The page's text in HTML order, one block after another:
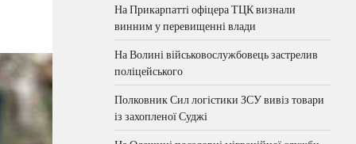
На Прикарпатті офіцера ТЦК визнали
винним у перевищенні влади
На Волині військовослужбовець застрелив
поліцейського
Полковник Сил логістики ЗСУ вивіз товари
із захопленої Суджі